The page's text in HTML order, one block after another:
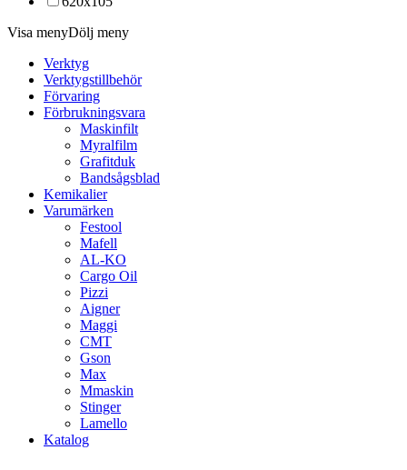
Visa menyDölj meny
Verktyg
Verktygstillbehör
Förvaring
Förbrukningsvara
Maskinfilt
Myralfilm
Grafitduk
Bandsågsblad
Kemikalier
Varumärken
Festool
Mafell
AL-KO
Cargo Oil
Pizzi
Aigner
Maggi
CMT
Gson
Max
Mmaskin
Stinger
Lamello
Katalog